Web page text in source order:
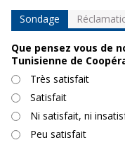
Sondage
Que pensez vous de
Tunisienne de
ChoixTrès satisfait
Satisfait
Ni satisfait, ni
Peu satisfait